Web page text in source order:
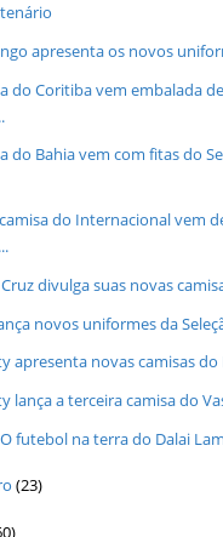
apresenta os novos
do Coritiba vem embalada
do Bahia vem com fitas do
do Internacional vem
divulga suas novas
novos uniformes da
apresenta novas camisas
lança a terceira camisa do
futebol na terra do Dalai
(23)